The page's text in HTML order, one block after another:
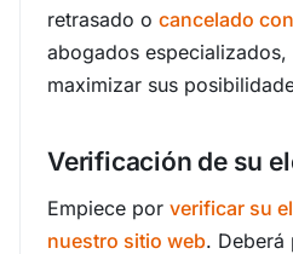
retrasado o cancelado
abogados
maximizar sus
Verificación de su
Empiece por verificar su
nuestro sitio web. Deberá